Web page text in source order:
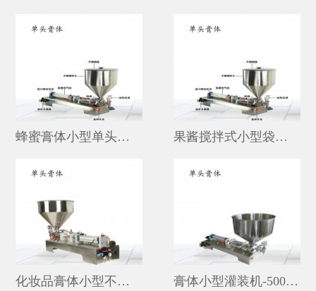
蜂蜜膏体小型单头自动灌装机价格多少 果酱搅拌式小型袋子定量灌装机图片
化妆品膏体小型不锈钢单头灌装机厂家 膏体小型灌装机-500毫升全自动灌装机厂家